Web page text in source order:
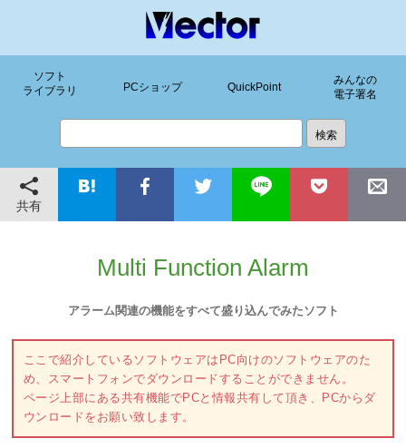
ソフト
ライブラリ
PCショップ QuickPoint
みんなの
電子署名
共有
Multi Function Alarm
アラーム関連の機能をすべて盛り込んでみたソフト
ここで紹介しているソフトウェアはPC向けのソフトウェアのた
め、スマートフォンでダウンロードすることができません。
ページ上部にある共有機能でPCと情報共有して頂き、PCからダ
ウンロードをお願い致します。